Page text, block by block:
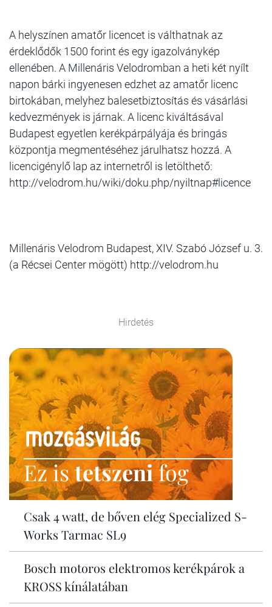
A helyszínen amatőr licencet is válthatnak az
érdeklődők 1500 forint és egy igazolványkép
ellenében. A Millenáris Velodromban a heti két nyílt
napon bárki ingyenesen edzhet az amatőr licenc
birtokában, melyhez balesetbiztosítás és vásárlási
kedvezmények is járnak. A licenc kiváltásával
Budapest egyetlen kerékpárpályája és bringás
központja megmentéséhez járulhatsz hozzá. A
licencigénylő lap az internetről is letölthető:
http://velodrom.hu/wiki/doku.php/nyiltnap#licence
Millenáris Velodrom Budapest, XIV. Szabó József u. 3.
(a Récsei Center mögött) http://velodrom.hu
Hirdetés
Ez istetszenifog
Csak 4 watt, de bőven elég Specialized S-
Works Tarmac SL9
Bosch motoros elektromos kerékpárok a
KROSS kínálatában